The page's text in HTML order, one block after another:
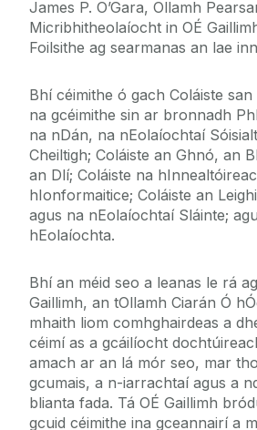
James P. O’Gara, Ollamh
Micribhitheolaíocht in OÉ
Foilsithe ag searmanas an lae
Bhí céimithe ó gach Coláiste
na gcéimithe sin ar bronnadh
na nDán, na nEolaíochtaí
Cheiltigh; Coláiste an Ghnó, an
an Dlí; Coláiste na
hIonformaitice; Coláiste an
agus na nEolaíochtaí Sláinte;
hEolaíochta.
Bhí an méid seo a leanas le rá
Gaillimh, an tOllamh Ciarán Ó
mhaith liom comhghairdeas a
céimí as a gcáilíocht
amach ar an lá mór seo, mar
gcumais, a n-iarrachtaí agus a
blianta fada. Tá OÉ Gaillimh
gcuid céimithe ina gceannairí a